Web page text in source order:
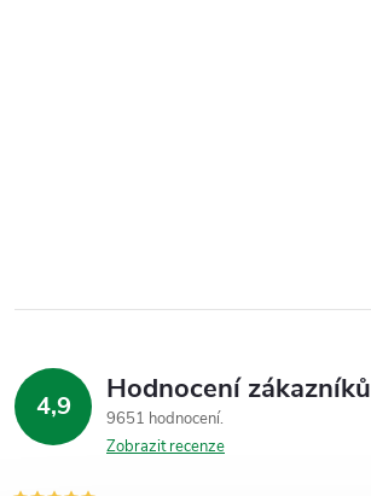
4,9 Hodnocení zákazníků
9651 hodnocení
Zobrazit recenze